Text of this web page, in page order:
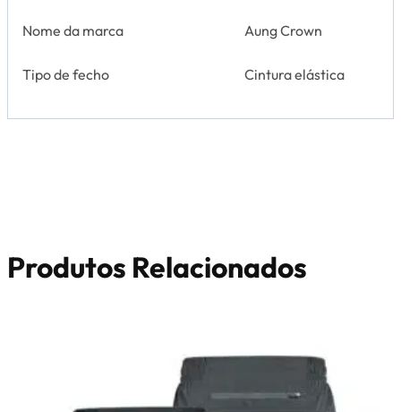
Nome da marca Aung Crown
Tipo de fecho Cintura elástica
Produtos Relacionados